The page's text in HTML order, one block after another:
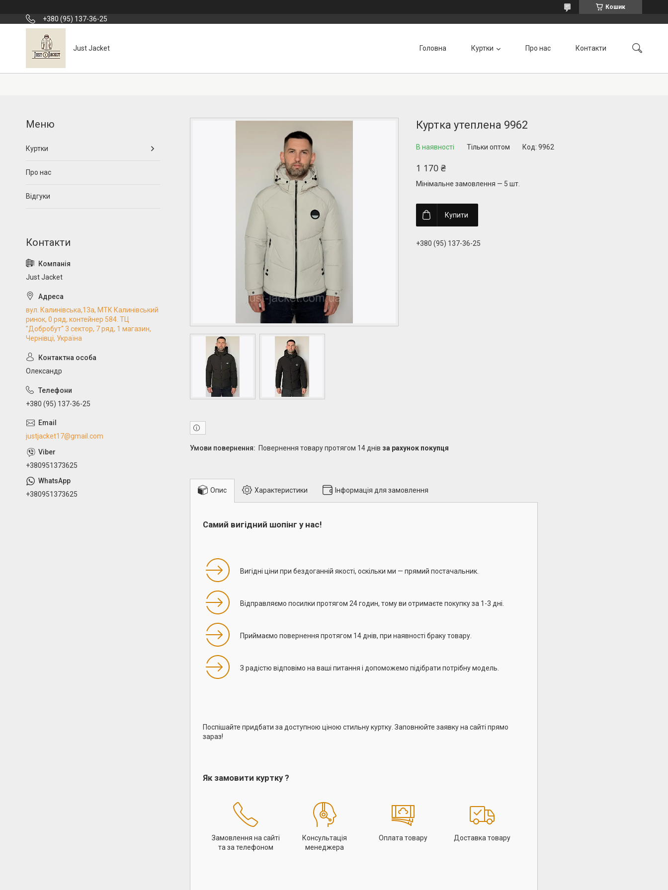
Кошик
+380 (95) 137-36-25
Just Jacket Головна Куртки Про нас Контакти
Куртка утеплена 9962
В наявності Тільки оптом Код: 9962
1 170 ₴
Мінімальне замовлення — 5 шт.
Купити
+380 (95) 137-36-25
повернення товару протягом 14 днів за рахунок покупця
Опис Характеристики Інформація для замовлення
Самий вигідний шопінг у нас!
Вигідні ціни при бездоганній якості, оскільки ми — прямий постачальник.
Відправляємо посилки протягом 24 годин, тому ви отримаєте покупку за 1-3 дні.
Приймаємо повернення протягом 14 днів, при наявності браку товару.
З радістю відповімо на ваші питання і допоможемо підібрати потрібну модель.
Поспішайте придбати за доступною ціною стильну куртку. Заповнюйте заявку на сайті прямо
зараз!
Як замовити куртку ?
Замовлення на сайті
та за телефоном
Консультація
менеджера
Оплата товару Доставка товару
Куртки
Про нас
Відгуки
Just Jacket
вул. Калинівська,13а, МТК Калинівський
ринок, 0 ряд, контейнер 584. ТЦ
"Добробут" 3 сектор, 7 ряд, 1 магазин,
Чернівці, Україна
Олександр
+380 (95) 137-36-25
justjacket17@gmail.com
+380951373625
+380951373625